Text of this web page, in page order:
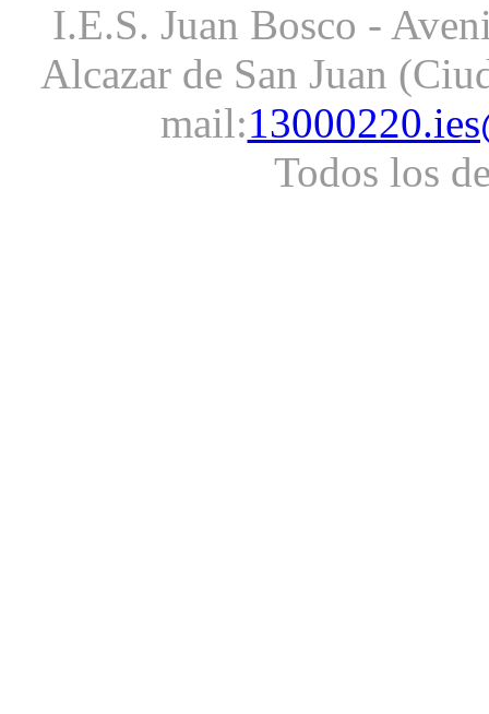
I.E.S. Juan Bosco -
Alcazar de San Juan
mail:
Todos los